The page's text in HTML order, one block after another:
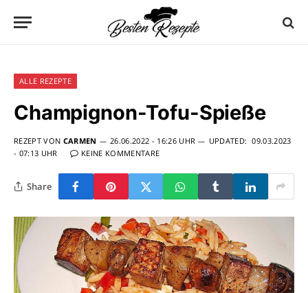
ALLE REZEPTE
Champignon-Tofu-Spieße
REZEPT VON CARMEN 26.06.2022 - 16:26 UHR UPDATED: 09.03.2023
- 07:13 UHR
KEINE KOMMENTARE
Share